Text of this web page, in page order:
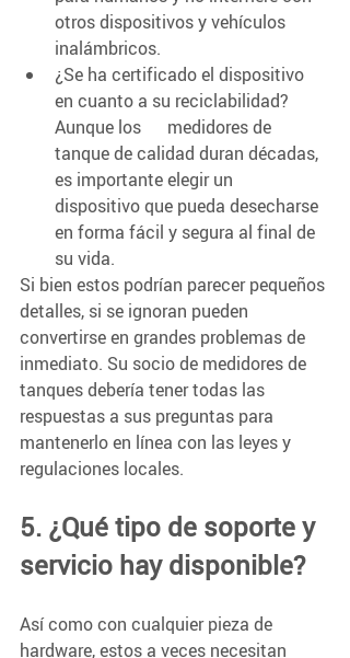
otros dispositivos y vehículos
inalámbricos.
¿Se ha certificado el dispositivo
en cuanto a su reciclabilidad?
Aunque los      medidores de
tanque de calidad duran décadas,
es importante elegir un
dispositivo que pueda desecharse
en forma fácil y segura al final de
su vida.
Si bien estos podrían parecer pequeños
detalles, si se ignoran pueden
convertirse en grandes problemas de
inmediato. Su socio de medidores de
tanques debería tener todas las
respuestas a sus preguntas para
mantenerlo en línea con las leyes y
regulaciones locales.
5. ¿Qué tipo de soporte y
servicio hay disponible?
Así como con cualquier pieza de
hardware, estos a veces necesitan